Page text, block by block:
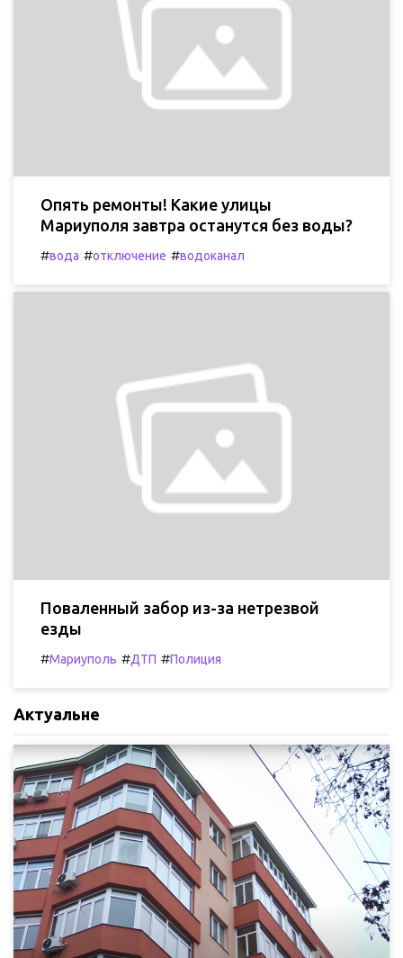
Опять ремонты! Какие улицы
Мариуполя завтра останутся без воды?
#вода #отключение #водоканал
Поваленный забор из-за нетрезвой
езды
#Мариуполь #ДТП #Полиция
Актуальне